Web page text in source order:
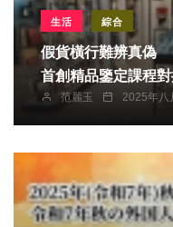
生活 綜合
假貨橫行難辨真偽
首創精品鑒定課程
范麗玉 2025年八